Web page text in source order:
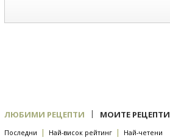
ЛЮБИМИ РЕЦЕПТИ | МОИТЕ РЕЦЕПТИ
Последни | Най-висок рейтинг | Най-четени